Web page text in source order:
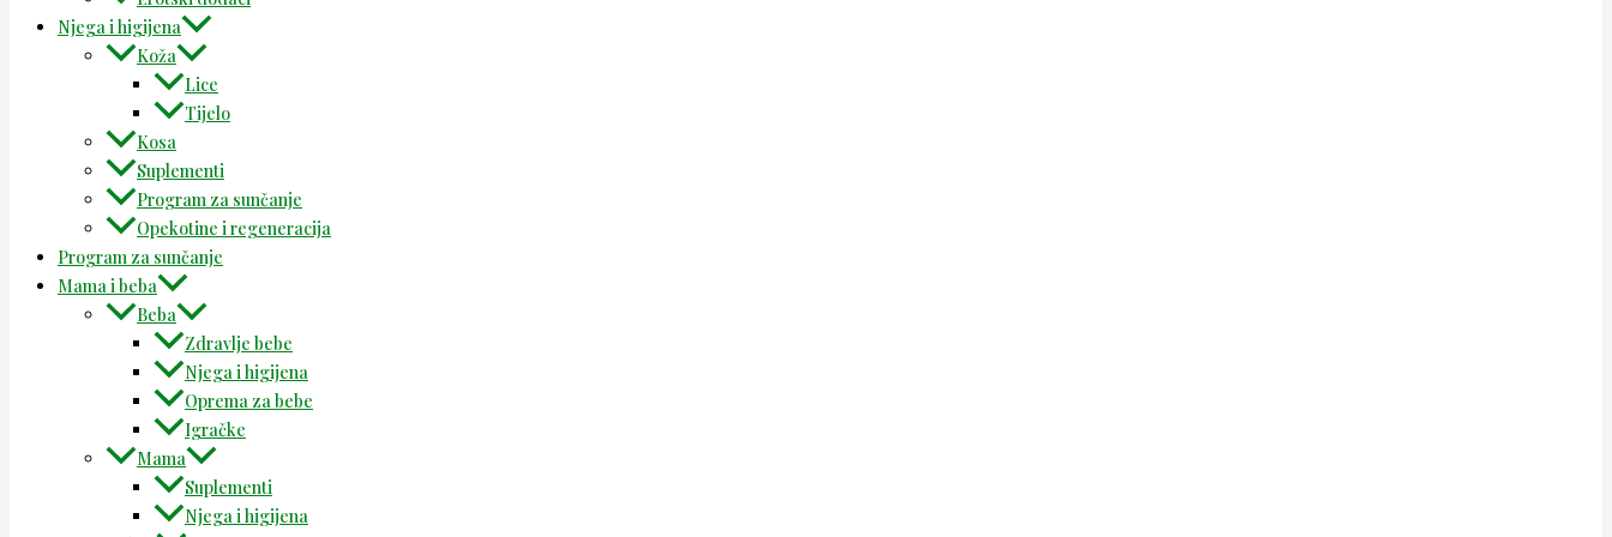
Njega i higijena
Koža
Lice
Tijelo
Kosa
Suplementi
Program za sunčanje
Opekotine i regeneracija
Program za sunčanje
Mama i beba
Beba
Zdravlje bebe
Njega i higijena
Oprema za bebe
Igračke
Mama
Suplementi
Njega i higijena